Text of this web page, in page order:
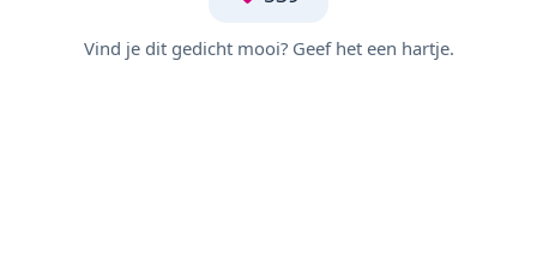
Vind je dit gedicht mooi? Geef het een hartje.